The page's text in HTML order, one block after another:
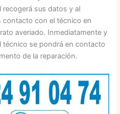
sus datos y al
contacto con el técnico en
averiado. Inmediatamente y
técnico se pondrá en contacto
de la reparación.